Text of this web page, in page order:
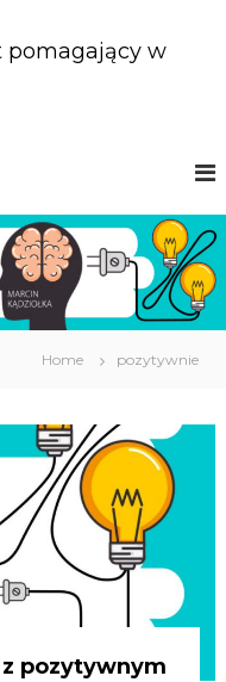
pomagający w
Home pozytywnie
pozytywnym